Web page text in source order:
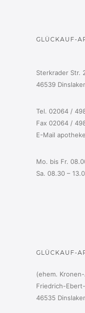
GLÜCKAUF-
Sterkrader Str.
46539
Tel. 02064 /
Fax 02064 /
E-Mail
Mo. bis Fr.
Sa. 08.30 –
GLÜCKAUF-
(ehem.
Friedrich-
46535